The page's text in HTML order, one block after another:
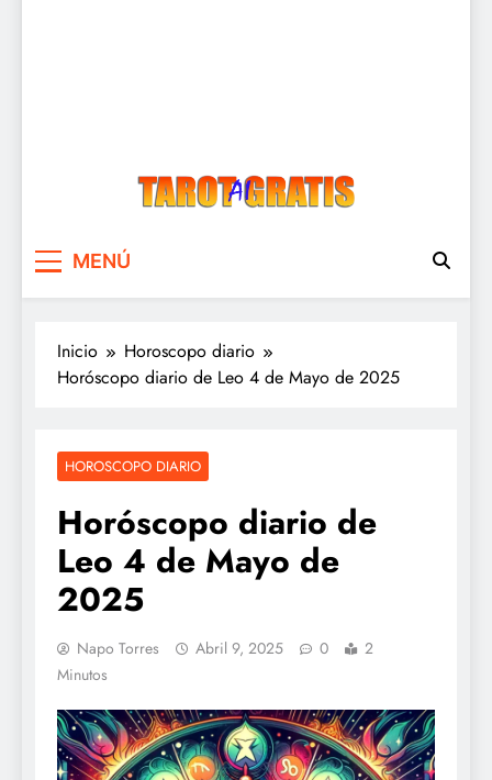
MENÚ
Inicio
Horoscopo diario
Horóscopo diario de Leo 4 de Mayo de 2025
HOROSCOPO DIARIO
Horóscopo diario de
Leo 4 de Mayo de
2025
Napo Torres Abril 9, 2025 0
2
Minutos